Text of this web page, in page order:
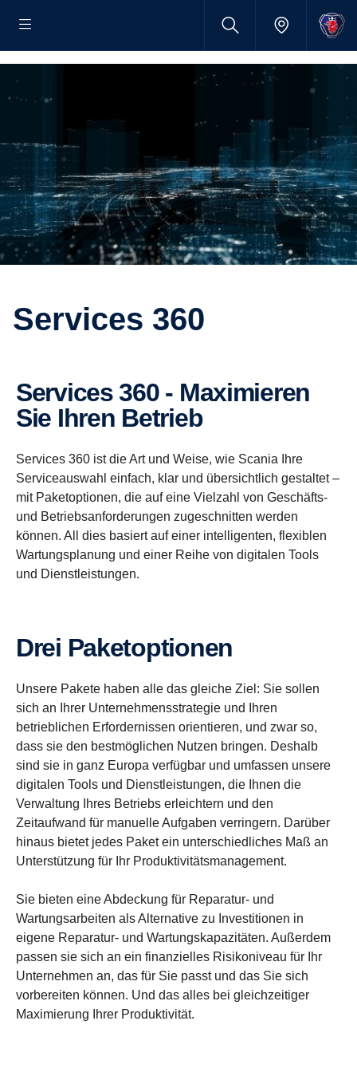
Services 360
Services 360 - Maximieren
Sie Ihren Betrieb
Services 360 ist die Art und Weise, wie Scania Ihre
Serviceauswahl einfach, klar und übersichtlich gestaltet –
mit Paketoptionen, die auf eine Vielzahl von Geschäfts-
und Betriebsanforderungen zugeschnitten werden
können. All dies basiert auf einer intelligenten, flexiblen
Wartungsplanung und einer Reihe von digitalen Tools
und Dienstleistungen.
Drei Paketoptionen
Unsere Pakete haben alle das gleiche Ziel: Sie sollen
sich an Ihrer Unternehmensstrategie und Ihren
betrieblichen Erfordernissen orientieren, und zwar so,
dass sie den bestmöglichen Nutzen bringen. Deshalb
sind sie in ganz Europa verfügbar und umfassen unsere
digitalen Tools und Dienstleistungen, die Ihnen die
Verwaltung Ihres Betriebs erleichtern und den
Zeitaufwand für manuelle Aufgaben verringern. Darüber
hinaus bietet jedes Paket ein unterschiedliches Maß an
Unterstützung für Ihr Produktivitätsmanagement.
Sie bieten eine Abdeckung für Reparatur- und
Wartungsarbeiten als Alternative zu Investitionen in
eigene Reparatur- und Wartungskapazitäten. Außerdem
passen sie sich an ein finanzielles Risikoniveau für Ihr
Unternehmen an, das für Sie passt und das Sie sich
vorbereiten können. Und das alles bei gleichzeitiger
Maximierung Ihrer Produktivität.